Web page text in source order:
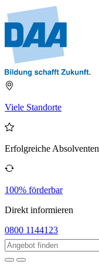
Viele Standorte
Erfolgreiche Absolventen
100% förderbar
Direkt informieren
0800 1144123